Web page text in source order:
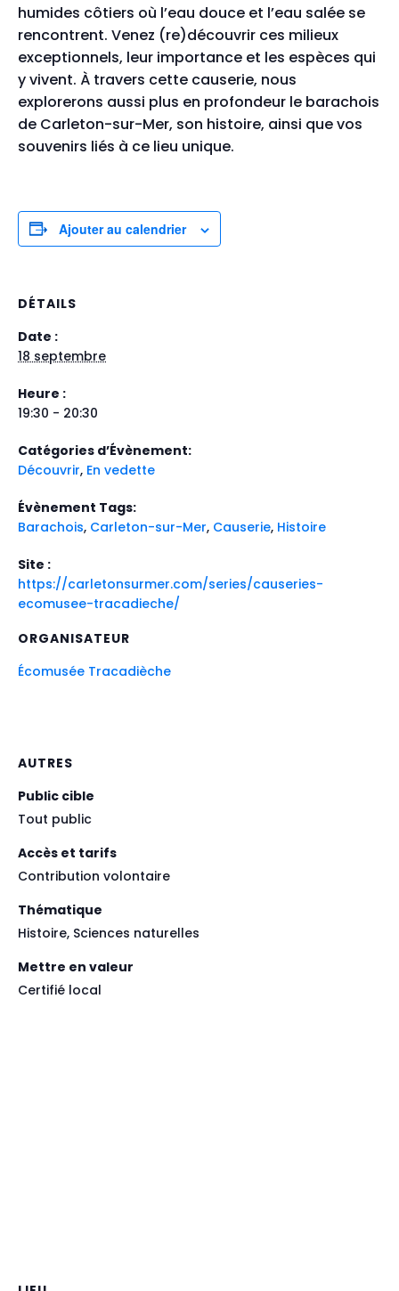
humides côtiers où l’eau douce et l’eau salée se
rencontrent. Venez (re)découvrir ces milieux
exceptionnels, leur importance et les espèces qui
y vivent. À travers cette causerie, nous
explorerons aussi plus en profondeur le barachois
de Carleton-sur-Mer, son histoire, ainsi que vos
souvenirs liés à ce lieu unique.
Ajouter au calendrier
DÉTAILS
Date :
18 septembre
Heure :
19:30 - 20:30
Catégories d’Évènement:
Découvrir, En vedette
Évènement Tags:
Barachois, Carleton-sur-Mer, Causerie, Histoire
Site :
https://carletonsurmer.com/series/causeries-
ecomusee-tracadieche/
ORGANISATEUR
Écomusée Tracadièche
AUTRES
Public cible
Tout public
Accès et tarifs
Contribution volontaire
Thématique
Histoire, Sciences naturelles
Mettre en valeur
Certifié local